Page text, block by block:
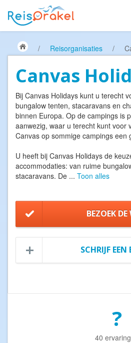
/ Reisorganisaties /
Canvas
Bij Canvas Holidays kunt u terecht
bungalow tenten, stacaravans en
binnen Europa. Op de campings is
aanwezig, waar u terecht kunt voor
Canvas op sommige campings een
U heeft bij Canvas Holidays de
accommodaties: van ruime
stacaravans. De ... Toon alles
BEZOEK DE
SCHRIJF EEN
?
40